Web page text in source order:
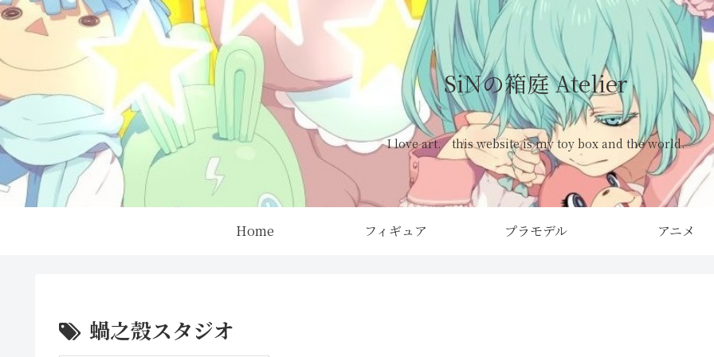
SiNの箱庭 Atelier
I love art. this website is my toy box and the world.
Home フィギュア プラモデル アニメ
蝸之殼スタジオ